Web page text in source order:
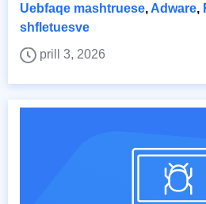
Uebfaqe mashtruese, Adware,
shfletuesve
prill 3, 2026